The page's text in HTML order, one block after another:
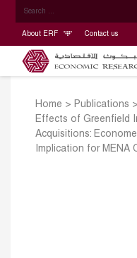
About ERF Contact us
Home > Publications >
Effects of Greenfield
Acquisitions:
Implication for MENA